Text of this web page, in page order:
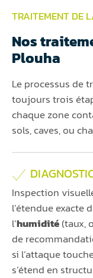
TRAITEMENT DE
Nos
Plouha
Le processus de
toujours trois
chaque zone
sols, caves, ou
Inspection
l’étendue exacte
l’humidité(taux,
de
si l’attaque
s’étend en